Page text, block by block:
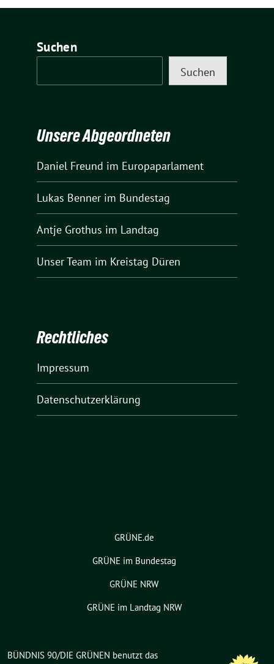
Suchen
Suchen
Unsere Abgeordneten
Daniel Freund im Europaparlament
Lukas Benner im Bundestag
Antje Grothus im Landtag
Unser Team im Kreistag Düren
Rechtliches
Impressum
Datenschutzerklärung
GRÜNE.de
GRÜNE im Bundestag
GRÜNE NRW
GRÜNE im Landtag NRW
BÜNDNIS 90/DIE GRÜNEN benutzt das